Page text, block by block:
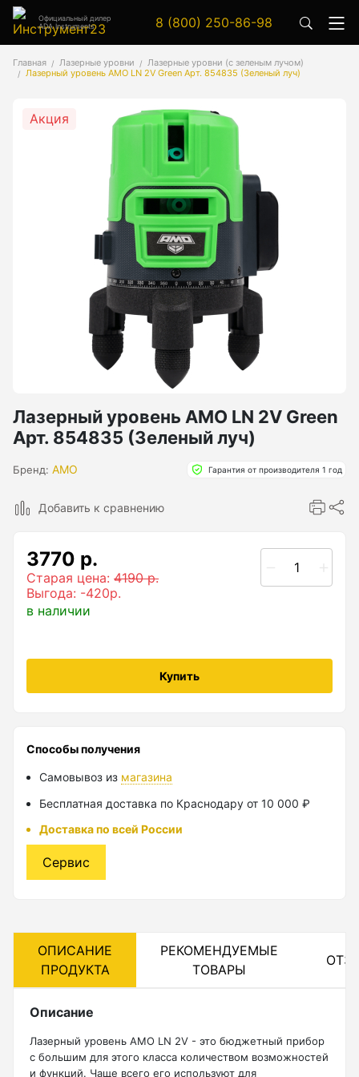
Официальный дилер
ADA Instruments
8 (800) 250-86-98
Главная Лазерные уровни
Лазерные уровни (с зеленым лучом)
Лазерный уровень AMO LN 2V Green Арт. 854835 (Зеленый луч)
Акция
Лазерный уровень AMO LN 2V Green
Арт. 854835 (Зеленый луч)
Бренд: AMO Гарантия от производителя 1 год
Добавить к сравнению
3770 р.
Старая цена: 4190 р.
Выгода: -420р.
в наличии
Купить
Способы получения
Самовывоз из магазина
Бесплатная доставка по Краснодару от 10 000 ₽
Доставка по всей России
Сервис
ОПИСАНИЕ
ПРОДУКТА
РЕКОМЕНДУЕМЫЕ
ТОВАРЫ
Описание
Лазерный уровень АМО LN 2V - это бюджетный прибор
с большим для этого класса количеством возможностей
и функций. Чаще всего его используют для
Аксессуары
Аксессуары к геодезическим приборам
Генератор сигналов
Генератор сигналов специальной формы
Цифровой осциллограф
Генераторы
Аксессуары
Бензиновые генераторы серии A
Бензиновые генераторы серии Lite
Дальномеры
Лазерный датчик расстояния
Дорожные колеса (курвиметры)
Аксессуары к дорожным колесам
Колесо измерительное
Лазерные уровни
Лазерные уровни (с зеленым лучом)
Лазерные уровни (с красным лучом)
Лазерные уровни ADA
Показать еще
Аксессуары для мотобуров